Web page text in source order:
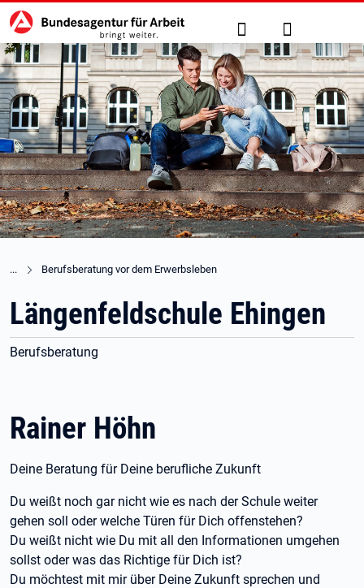
zu den Hauptinhalten springen
Hauptnavigation Suche Anmelden
Berufsberatung vor dem Erwerbsleben
Längenfeldschule Ehingen
Berufsberatung
Rainer Höhn
Deine Beratung für Deine berufliche Zukunft
Du weißt noch gar nicht wie es nach der Schule weiter
gehen soll oder welche Türen für Dich offenstehen?
Du weißt nicht wie Du mit all den Informationen umgehen
sollst oder was das Richtige für Dich ist?
Du möchtest mit mir über Deine Zukunft sprechen und